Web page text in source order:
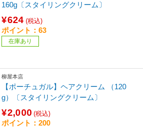
160g〔スタイリングクリーム〕
¥624 (税込)
ポイント：63
在庫あり
柳屋本店
【ポーチュガル】ヘアクリーム （120
g）〔スタイリングクリーム〕
¥2,000 (税込)
ポイント：200